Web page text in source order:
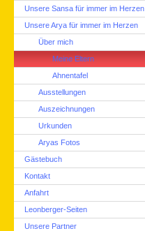
Unsere Sansa für immer im Herzen
Unsere Arya für immer im Herzen
Über mich
Meine Eltern
Ahnentafel
Ausstellungen
Auszeichnungen
Urkunden
Aryas Fotos
Gästebuch
Kontakt
Anfahrt
Leonberger-Seiten
Unsere Partner